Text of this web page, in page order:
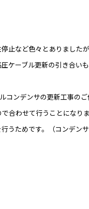
止など色々とありました
ケーブル更新の引き合いも
コンデンサの更新工事のご
合わせて行うことになりま
うためです。（コンデン